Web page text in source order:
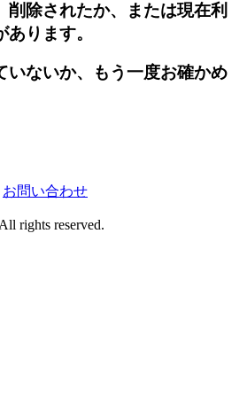
削除されたか、または現在利
ります。
いないか、もう一度お確かめ
お問い合わせ
rights reserved.